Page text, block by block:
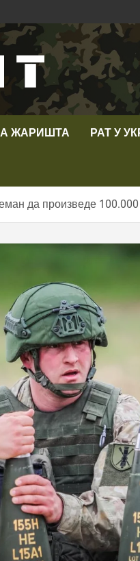
ЖАРИШТА РАТ У
да произведе 100.000